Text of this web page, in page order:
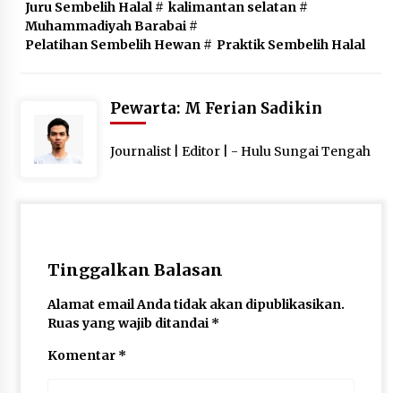
Juru Sembelih Halal# kalimantan selatan #
Muhammadiyah Barabai#
Pelatihan Sembelih Hewan # Praktik Sembelih Halal
Pewarta: M Ferian Sadikin
Journalist | Editor | - Hulu Sungai Tengah
Tinggalkan Balasan
Alamat email Anda tidak akan dipublikasikan.
Ruas yang wajib ditandai *
Komentar *